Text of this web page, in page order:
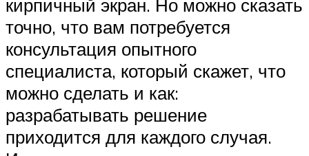
кирпичный экран. Но можно сказать
точно, что вам потребуется
консультация опытного
специалиста, который скажет, что
можно сделать и как:
разрабатывать решение
приходится для каждого случая.